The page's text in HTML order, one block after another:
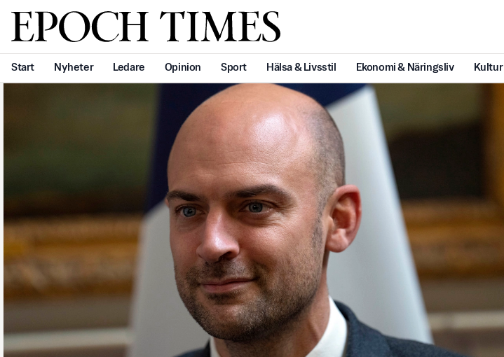
Svenska Epoch Times
Start Nyheter Ledare Opinion Sport Hälsa & Livsstil Ekonomi & Näringsliv Kultur